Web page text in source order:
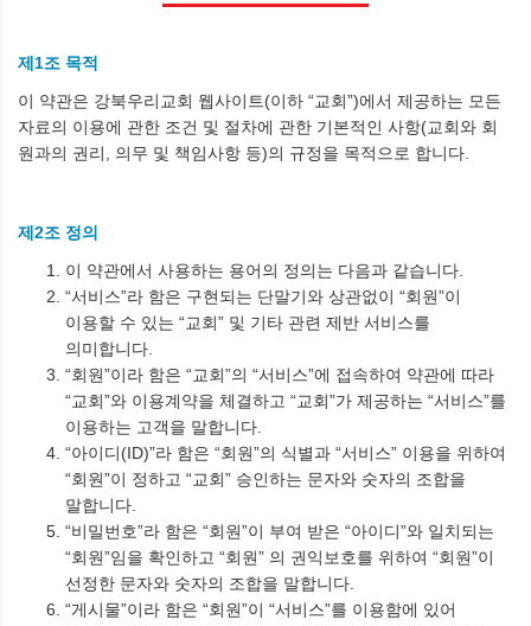
제1조 목적
이 약관은 강북우리교회 웹사이트(이하 “교회”)에서 제공하는 모든
자료의 이용에 관한 조건 및 절차에 관한 기본적인 사항(교회와 회
원과의 권리, 의무 및 책임사항 등)의 규정을 목적으로 합니다.
제2조 정의
이 약관에서 사용하는 용어의 정의는 다음과 같습니다.
“서비스”라 함은 구현되는 단말기와 상관없이 “회원”이
이용할 수 있는 “교회” 및 기타 관련 제반 서비스를
의미합니다.
“회원”이라 함은 “교회”의 “서비스”에 접속하여 약관에 따라
“교회”와 이용계약을 체결하고 “교회”가 제공하는 “서비스”를
이용하는 고객을 말합니다.
“아이디(ID)”라 함은 “회원”의 식별과 “서비스” 이용을 위하여
“회원”이 정하고 “교회” 승인하는 문자와 숫자의 조합을
말합니다.
“비밀번호”라 함은 “회원”이 부여 받은 “아이디”와 일치되는
“회원”임을 확인하고 “회원” 의 권익보호를 위하여 “회원”이
선정한 문자와 숫자의 조합을 말합니다.
“게시물”이라 함은 “회원”이 “서비스”를 이용함에 있어